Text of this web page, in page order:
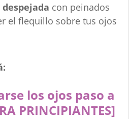
con peinados
el flequillo sobre tus ojos
los ojos paso a
PRINCIPIANTES]